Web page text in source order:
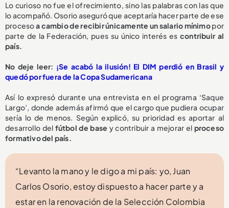
Lo curioso no fue el ofrecimiento, sino las palabras con las que
lo acompañó. Osorio aseguró que aceptaría hacer parte de ese
procesoa cambio de recibirúnicamente un salario mínimopor
parte de la Federación, pues su único interés escontribuir al
país.
No deje leer: ¡Se acabó la ilusión! El DIM perdió en Brasil y
quedó por fuera de la Copa Sudamericana
Así lo expresó durante una entrevista en el programa ‘Saque
Largo’, donde además afirmó que el cargo que pudiera ocupar
sería lo de menos. Según explicó, su prioridad es aportar al
desarrollo del fútbol de base y contribuir a mejorar el proceso
formativo del país.
“Levanto la mano y le digo a mi país: yo, Juan
Carlos Osorio, estoy dispuesto a hacer parte y a
estar en la renovación de la Selección Colombia